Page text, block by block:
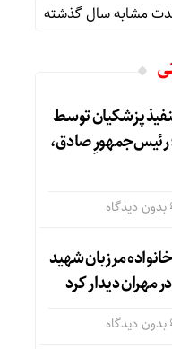
پزشکیان توسط
رئیس‌جمهورِ صادق،
بدون دیدگاه
خانواده مرزبان شهید
مهران دیدار کرد
بدون دیدگاه